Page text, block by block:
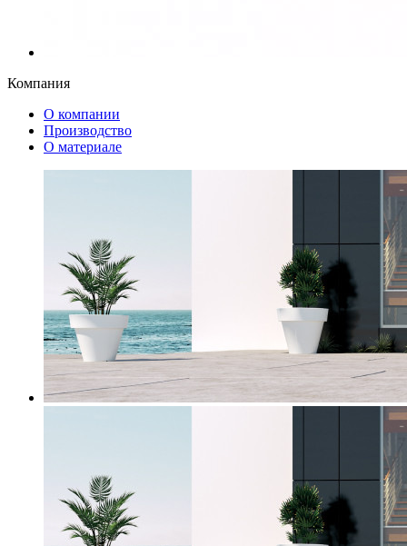
Компания
О компании
Производство
О материале